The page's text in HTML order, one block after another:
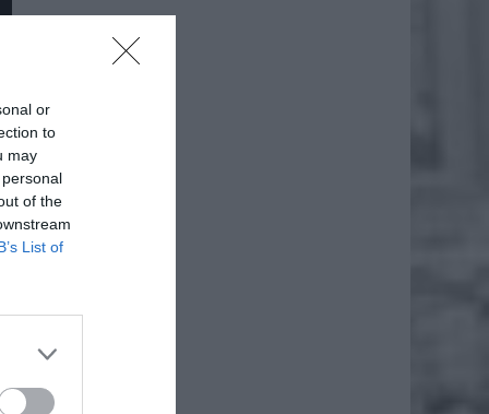
or
to
may
of the
List of